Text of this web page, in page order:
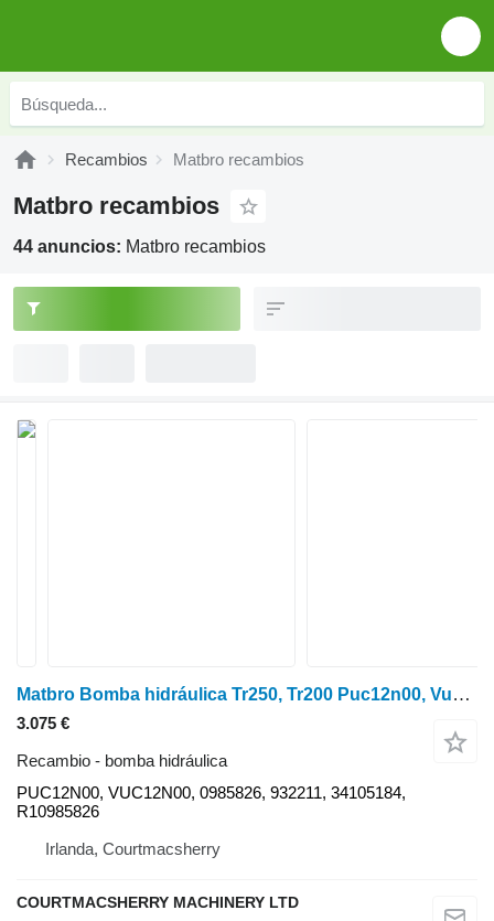
Recambios Matbro recambios
Matbro recambios
44 anuncios: Matbro recambios
Matbro Bomba hidráulica Tr250, Tr200 Puc12n00, Vuc12n00, 0985826, 932211 PUC12N00
3.075 €
Recambio - bomba hidráulica
PUC12N00, VUC12N00, 0985826, 932211, 34105184,
R10985826
Irlanda, Courtmacsherry
COURTMACSHERRY MACHINERY LTD